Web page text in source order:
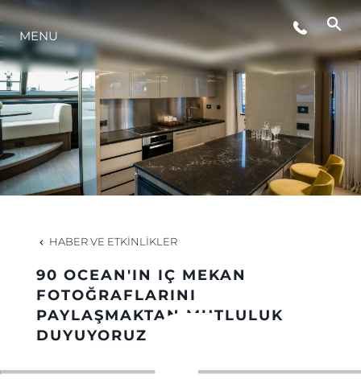
YAŞAM ŞEKLİ
YENILIK
ŞİRKET
MİRAS
TEKNENIZIN PIYASA DEĞERINI
ÖĞRENIN
MENU
HABER VE ETKINLIKLER
90 OCEAN'IN IÇ MEKAN
FOTOĞRAFLARINI
PAYLAŞMAKTAN MUTLULUK
DUYUYORUZ